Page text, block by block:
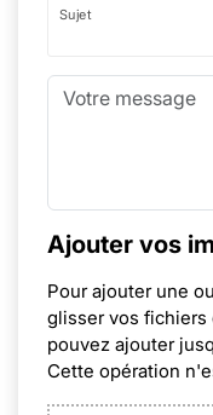
Sujet
Ajouter vos
Pour ajouter une
glisser vos fichiers
pouvez ajouter
Cette opération